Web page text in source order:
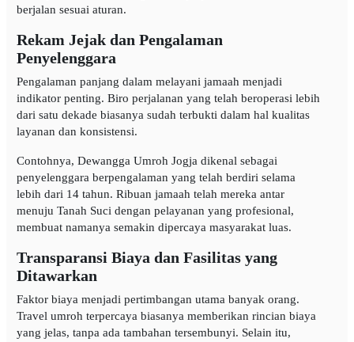
berjalan sesuai aturan.
Rekam Jejak dan Pengalaman
Penyelenggara
Pengalaman panjang dalam melayani jamaah menjadi
indikator penting. Biro perjalanan yang telah beroperasi lebih
dari satu dekade biasanya sudah terbukti dalam hal kualitas
layanan dan konsistensi.
Contohnya, Dewangga Umroh Jogja dikenal sebagai
penyelenggara berpengalaman yang telah berdiri selama
lebih dari 14 tahun. Ribuan jamaah telah mereka antar
menuju Tanah Suci dengan pelayanan yang profesional,
membuat namanya semakin dipercaya masyarakat luas.
Transparansi Biaya dan Fasilitas yang
Ditawarkan
Faktor biaya menjadi pertimbangan utama banyak orang.
Travel umroh terpercaya biasanya memberikan rincian biaya
yang jelas, tanpa ada tambahan tersembunyi. Selain itu,